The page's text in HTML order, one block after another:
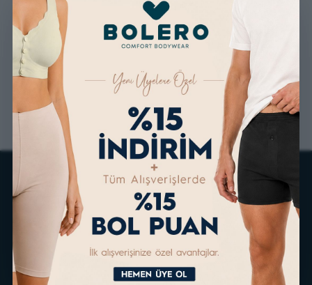
ÜCRETSİZ KARGO GÜVENLİ ALIŞVERİŞ
KOLAY İADE & DEĞİŞİM
ALTERNATİF ÖDEME
İMKANLARI